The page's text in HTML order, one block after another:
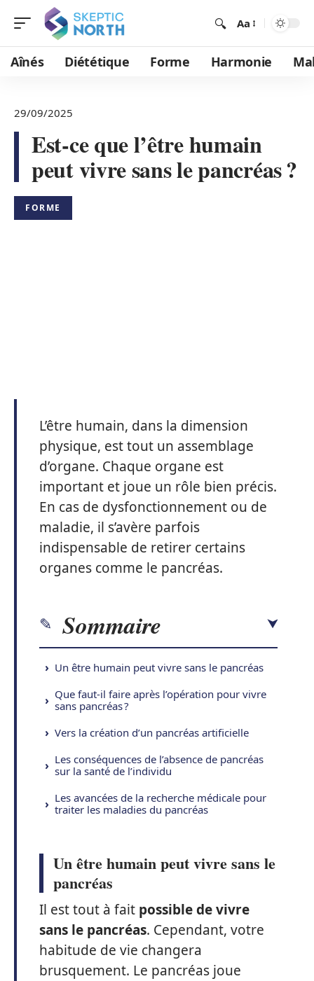
Aa
Aînés Diététique Forme Harmonie
29/09/2025
Est-ce que l’être humain
peut vivre sans le pancréas ?
FORME
L’être humain, dans la dimension
physique, est tout un assemblage
d’organe. Chaque organe est
important et joue un rôle bien précis.
En cas de dysfonctionnement ou de
maladie, il s’avère parfois
indispensable de retirer certains
organes comme le pancréas.
Sommaire
Un être humain peut vivre sans le pancréas
Que faut-il faire après l’opération pour vivre
sans pancréas ?
Vers la création d’un pancréas artificielle
Les conséquences de l’absence de pancréas
sur la santé de l’individu
Les avancées de la recherche médicale pour
traiter les maladies du pancréas
Un être humain peut vivre sans le
pancréas
Il est tout à fait possible de vivre
sans le pancréas. Cependant, votre
habitude de vie changera
brusquement. Le pancréas joue